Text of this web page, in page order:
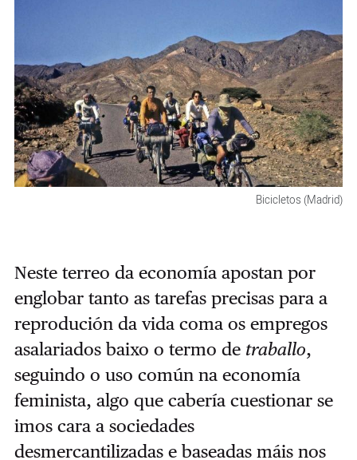
Bicicletos (Madrid)
Neste terreo da economía apostan por
englobar tanto as tarefas precisas para a
reprodución da vida coma os empregos
asalariados baixo o termo de traballo,
seguindo o uso común na economía
feminista, algo que cabería cuestionar se
imos cara a sociedades
desmercantilizadas e baseadas máis nos